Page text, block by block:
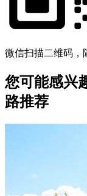
微信扫描二维码，
您可能感兴
路推荐